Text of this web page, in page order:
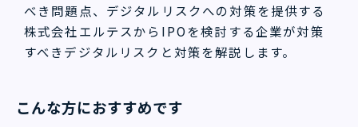
べき問題点、デジタルリスクへの対策を提供する
株式会社エルテスからIPOを検討する企業が対策
すべきデジタルリスクと対策を解説します。
こんな方におすすめです